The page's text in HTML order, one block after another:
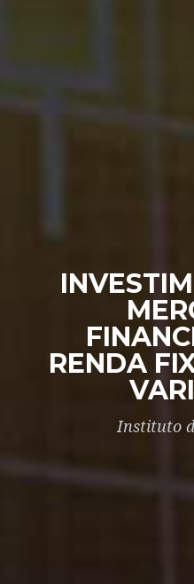
RENDA
Instituto